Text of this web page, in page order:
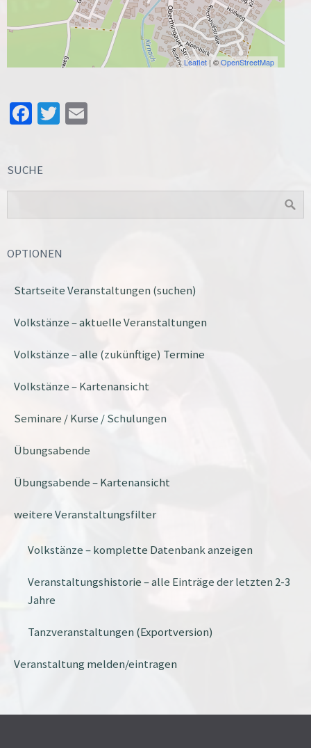
Leaflet | ©OpenStreetMap
Facebook
Twitter
SUCHE
OPTIONEN
Startseite Veranstaltungen (suchen)
Volkstänze – aktuelle Veranstaltungen
Volkstänze – alle (zukünftige) Termine
Volkstänze – Kartenansicht
Seminare / Kurse / Schulungen
Übungsabende
Übungsabende – Kartenansicht
weitere Veranstaltungsfilter
Volkstänze – komplette Datenbank anzeigen
Veranstaltungshistorie – alle Einträge der letzten 2-3
Jahre
Tanzveranstaltungen (Exportversion)
Veranstaltung melden/eintragen